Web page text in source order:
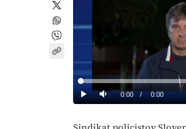
Predvajaj
Tiho Current
0:00 / Duration
0:00
Loaded:
0%